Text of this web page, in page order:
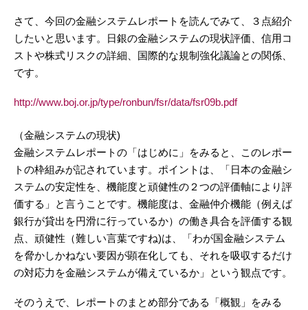
さて、今回の金融システムレポートを読んでみて、３点紹介
したいと思います。日銀の金融システムの現状評価、信用コ
ストや株式リスクの詳細、国際的な規制強化議論との関係、
です。
http://www.boj.or.jp/type/ronbun/fsr/data/fsr09b.pdf
（金融システムの現状)
金融システムレポートの「はじめに」をみると、このレポー
トの枠組みが記されています。ポイントは、「日本の金融シ
ステムの安定性を、機能度と頑健性の２つの評価軸により評
価する」と言うことです。機能度は、金融仲介機能（例えば
銀行が貸出を円滑に行っているか）の働き具合を評価する観
点、頑健性（難しい言葉ですね)は、「わが国金融システム
を脅かしかねない要因が顕在化しても、それを吸収するだけ
の対応力を金融システムが備えているか」という観点です。
そのうえで、レポートのまとめ部分である「概観」をみる